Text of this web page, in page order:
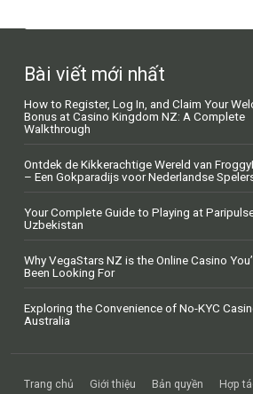
Bài viết mới nhất
How to Register, Log In, and Claim Your
Bonus at Casino Kingdom NZ: A Complete
Walkthrough
Ontdek de Kikkerachtige Wereld van
– Een Gokparadijs voor Nederlandse
Your Complete Guide to Playing at
Uzbekistan
Why VegaStars NZ is the Online Casino
Been Looking For
Exploring the Convenience of No-KYC
Australia
Trang chủ Giới thiệu Bản quyền Hợp